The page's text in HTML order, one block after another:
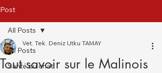
Post
All Posts
Santé du chat
All Posts
Tout savoir sur le Malinois
Vet. Tek. Deniz Utku TAMAY